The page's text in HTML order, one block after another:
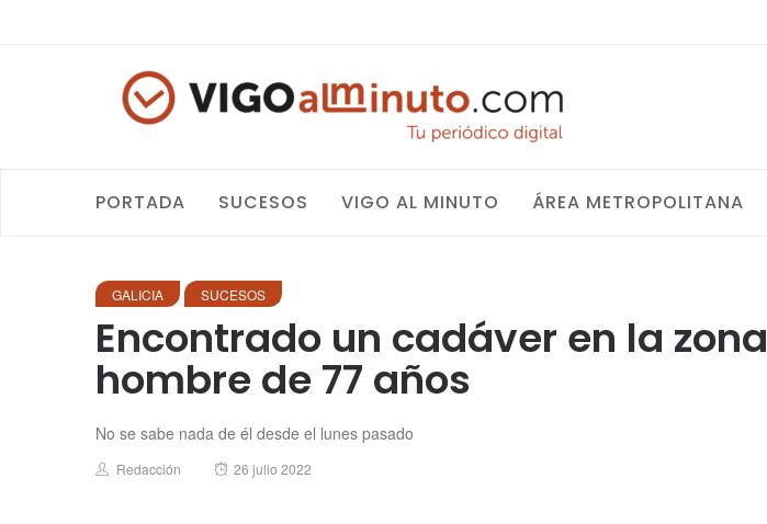
PORTADA SUCESOS VIGO AL MINUTO ÁREA METROPOLITANA
GALICIA SUCESOS
Encontrado un cadáver en la
hombre de 77 años
No se sabe nada de él desde el lunes pasado
Author
Redacción
Posted
26 julio 2022